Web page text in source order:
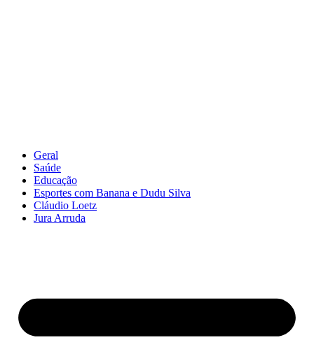
Geral
Saúde
Educação
Esportes com Banana e Dudu Silva
Cláudio Loetz
Jura Arruda